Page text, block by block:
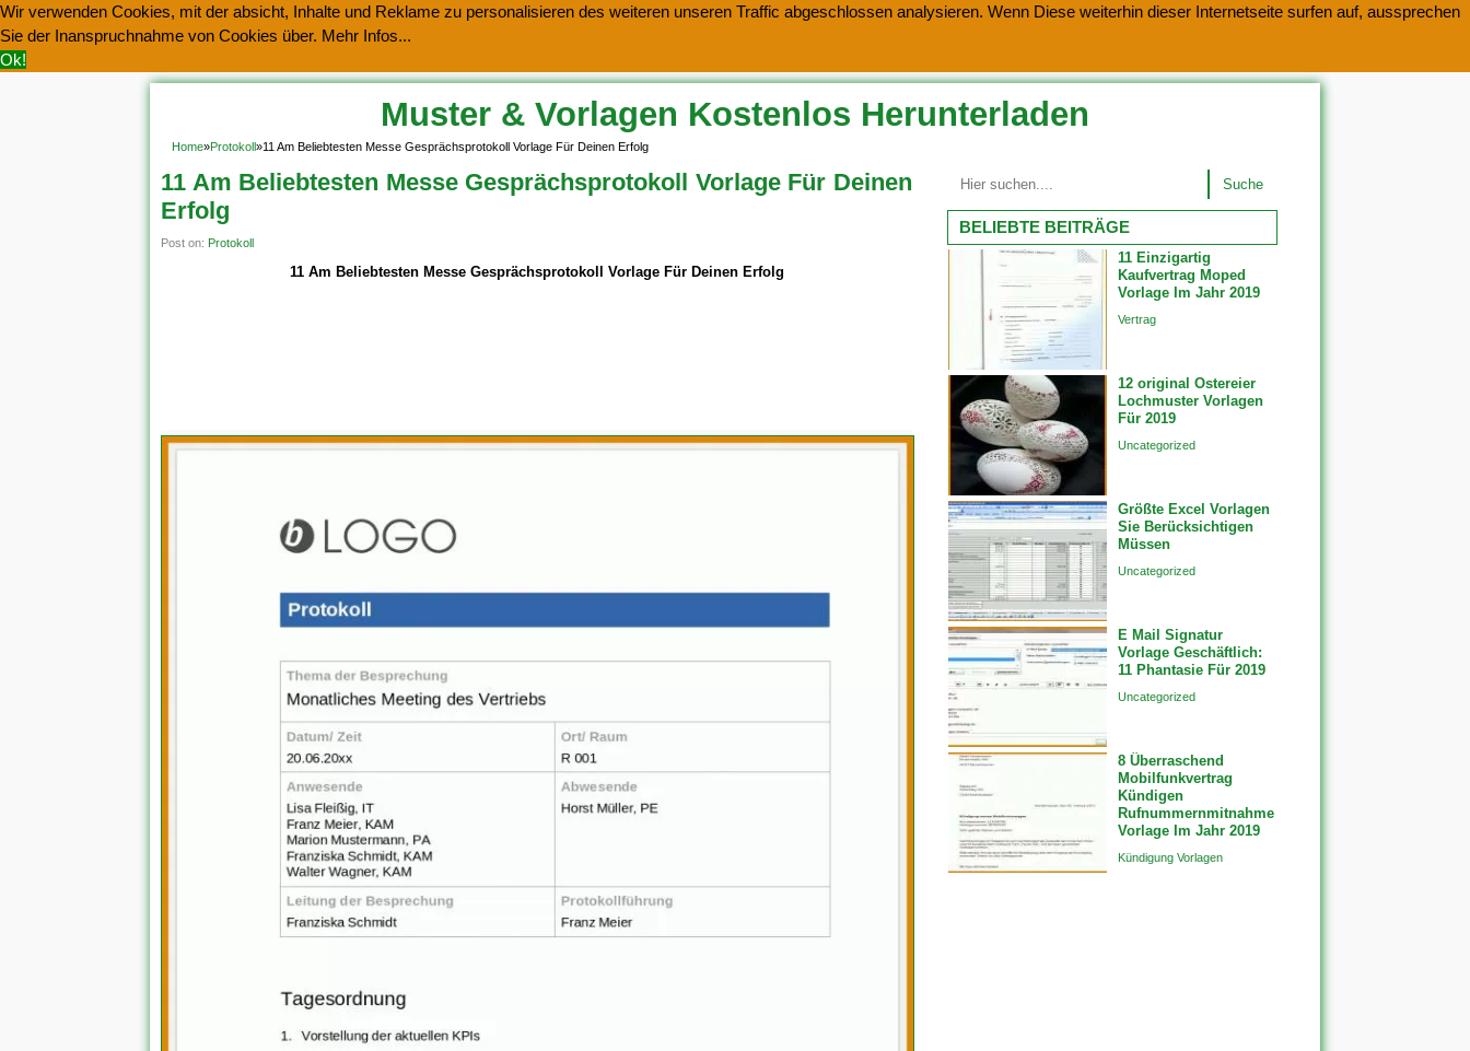
Wir verwenden Cookies, mit der absicht, Inhalte und Reklame zu personalisieren des weiteren unseren Traffic abgeschlossen analysieren. Wenn Diese weiterhin dieser Internetseite surfen auf, aussprechen
Sie der Inanspruchnahme von Cookies über. Mehr Infos...
Ok!
Muster & Vorlagen Kostenlos Herunterladen
Home»Protokoll»11 Am Beliebtesten Messe Gesprächsprotokoll Vorlage Für Deinen Erfolg
11 Am Beliebtesten Messe Gesprächsprotokoll Vorlage Für Deinen
Erfolg
Post on: Protokoll
11 Am Beliebtesten Messe Gesprächsprotokoll Vorlage Für Deinen Erfolg
Suche
BELIEBTE BEITRÄGE
11 Einzigartig
Kaufvertrag Moped
Vorlage Im Jahr 2019
Vertrag
12 original Ostereier
Lochmuster Vorlagen
Für 2019
Uncategorized
Größte Excel Vorlagen
Sie Berücksichtigen
Müssen
Uncategorized
E Mail Signatur
Vorlage Geschäftlich:
11 Phantasie Für 2019
Uncategorized
8 Überraschend
Mobilfunkvertrag
Kündigen
Rufnummernmitnahme
Vorlage Im Jahr 2019
Kündigung Vorlagen